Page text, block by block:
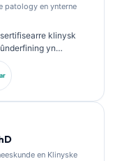
patology en ynterne
klinysk
yn
analyse. Se
yn klinyske
oer
en Klinyske